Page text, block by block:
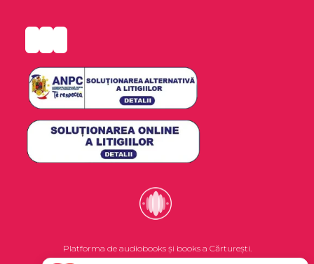
Platforma de audiobooks și books a Cărturești.